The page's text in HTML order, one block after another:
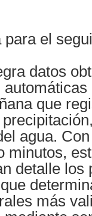
el
datos
que
agua.
minutos,
detalle los
más